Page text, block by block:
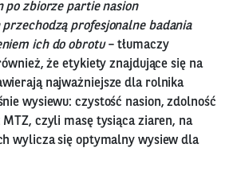
po zbiorze partie nasion
profesjonalne badania
ich do obrotu– tłumaczy
że etykiety znajdujące się na
najważniejsze dla rolnika
wysiewu: czystość nasion, zdolność
MTZ, czyli masę tysiąca ziaren, na
wylicza się optymalny wysiew dla